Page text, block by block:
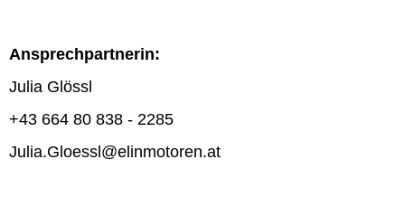
Ansprechpartnerin:
Julia Glössl
+43 664 80 838 - 2285
Julia.Gloessl@elinmotoren.at